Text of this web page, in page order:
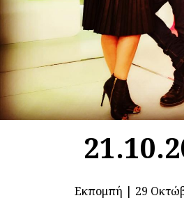
Εκπομπή | 29